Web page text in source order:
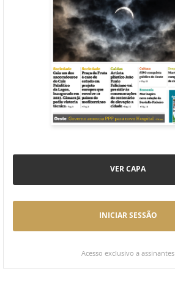
VER CAPA
INICIAR SESSÃO
Acesso exclusivo a assinantes